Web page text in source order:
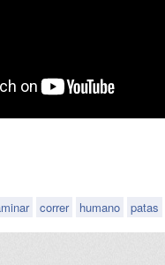
correr humano patas